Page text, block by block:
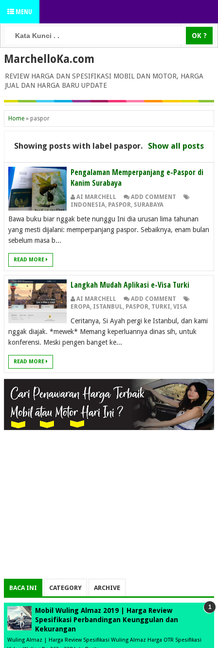
MENU
MarchelloKa.com
REVIEW HARGA DAN SPESIFIKASI MOBIL DAN MOTOR, HARGA
JUAL DAN HARGA BARU UPDATE
Home » paspor
Showing posts with label paspor. Show all posts
Pengalaman Memperpanjang e-Paspor di
Kanim Surabaya
AI MARCHELL
ADD COMMENT
INDONESIA, PASPOR, SURABAYA
Bawa buku biar nggak bete nunggu Ini dia urusan lima tahunan
yang mesti dijalani: memperpanjang paspor. Sebaiknya, enam bulan
sebelum masa b...
READ MORE
Langkah Mudah Aplikasi e-Visa Turki
AI MARCHELL
ADD COMMENT
EROPA ISTANBUL PASPOR TURKI VISA
Ceritanya, Si Ayah pergi ke Istanbul, dan kami
nggak diajak. *mewek* Memang keperluannya dinas sih, untuk
konferensi. Meski pengen banget ke...
READ MORE
BACA INI CATEGORY ARCHIVE
Mobil Wuling Almaz 2019 | Harga Review
Spesifikasi Perbandingan Keunggulan dan
Kekurangan
Wuling Almaz | Harga Review Spesifikasi Wuling Almaz Harga OTR Spesifikasi